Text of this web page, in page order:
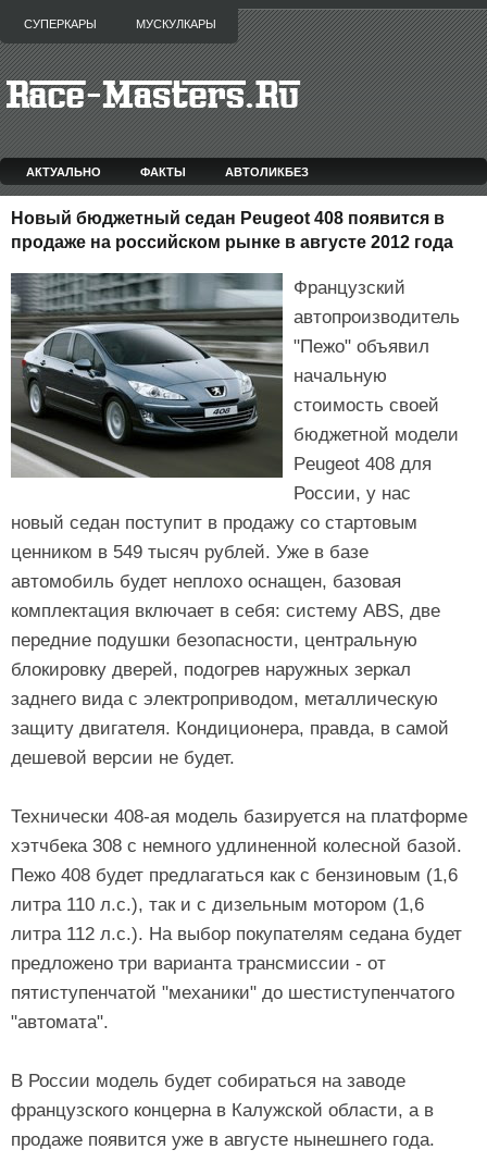
СУПЕРКАРЫ МУСКУЛКАРЫ
АКТУАЛЬНО ФАКТЫ АВТОЛИКБЕЗ
Новый бюджетный седан Peugeot 408 появится в
продаже на российском рынке в августе 2012 года
Французский
автопроизводитель
"Пежо" объявил
начальную
стоимость своей
бюджетной модели
Peugeot 408 для
России, у нас
новый седан поступит в продажу со стартовым
ценником в 549 тысяч рублей. Уже в базе
автомобиль будет неплохо оснащен, базовая
комплектация включает в себя: систему ABS, две
передние подушки безопасности, центральную
блокировку дверей, подогрев наружных зеркал
заднего вида с электроприводом, металлическую
защиту двигателя. Кондиционера, правда, в самой
дешевой версии не будет.
Технически 408-ая модель базируется на платформе
хэтчбека 308 с немного удлиненной колесной базой.
Пежо 408 будет предлагаться как с бензиновым (1,6
литра 110 л.с.), так и с дизельным мотором (1,6
литра 112 л.с.). На выбор покупателям седана будет
предложено три варианта трансмиссии - от
пятиступенчатой "механики" до шестиступенчатого
"автомата".
В России модель будет собираться на заводе
французского концерна в Калужской области, а в
продаже появится уже в августе нынешнего года.